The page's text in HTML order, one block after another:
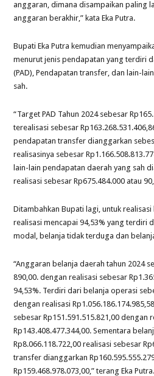
anggaran, dimana disampaikan paling
anggaran berakhir,” kata Eka Putra.
Bupati Eka Putra kemudian
menurut jenis pendapatan yang terdiri
(PAD), Pendapatan transfer, dan lain-
sah.
“Target PAD Tahun 2024 sebesar
terealisasi sebesar
pendapatan transfer dianggarkan
realisasinya sebesar
lain-lain pendapatan daerah yang sah
realisasi sebesar Rp675.484.000 atau
Ditambahkan Bupati lagi, untuk
realisasi mencapai 94,53% yang terdiri
modal, belanja tidak terduga dan
“Anggaran belanja daerah tahun 2024
890,00. dengan realisasi sebesar
94,53%. Terdiri dari belanja operasi
dengan realisasi
sebesar Rp151.591.515.821,00 dengan
Rp143.408.477.344,00. Sementara
Rp8.066.118.722,00 realisasi sebesar
transfer dianggarkan
Rp159.468.978.073,00,” terang Eka Putra.